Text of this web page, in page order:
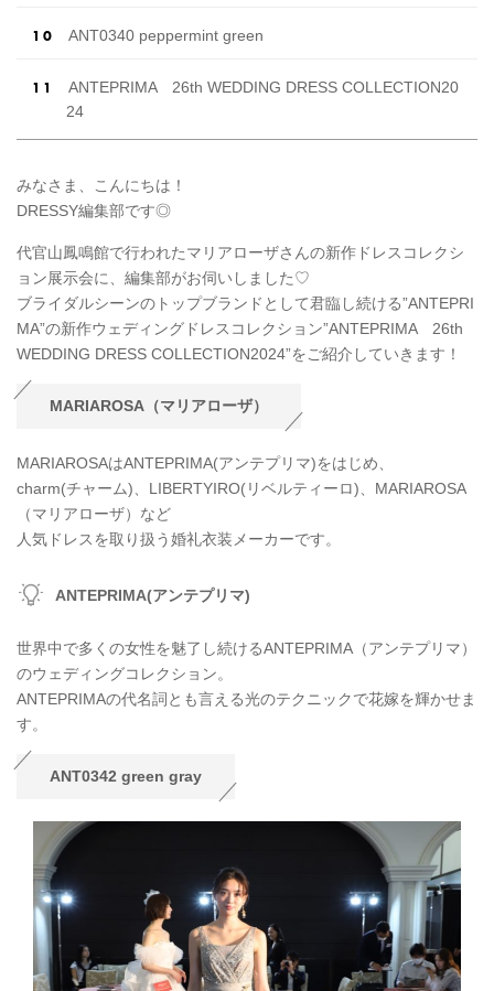
ANT0340 peppermint green
ANTEPRIMA 26th WEDDING DRESS COLLECTION20
24
みなさま、こんにちは！
DRESSY編集部です◎
代官山鳳鳴館で行われたマリアローザさんの新作ドレスコレクシ
ョン展示会に、編集部がお伺いしました♡
ブライダルシーンのトップブランドとして君臨し続ける”ANTEPRI
MA”の新作ウェディングドレスコレクション”ANTEPRIMA 26th
WEDDING DRESS COLLECTION2024”をご紹介していきます！
MARIAROSA（マリアローザ）
MARIAROSAはANTEPRIMA(アンテプリマ)をはじめ、
charm(チャーム)、LIBERTYIRO(リベルティーロ)、MARIAROSA
（マリアローザ）など
人気ドレスを取り扱う婚礼衣装メーカーです。
ANTEPRIMA(アンテプリマ)
世界中で多くの女性を魅了し続けるANTEPRIMA（アンテプリマ）
のウェディングコレクション。
ANTEPRIMAの代名詞とも言える光のテクニックで花嫁を輝かせま
す。
ANT0342 green gray